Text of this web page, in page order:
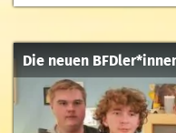
Die neuen